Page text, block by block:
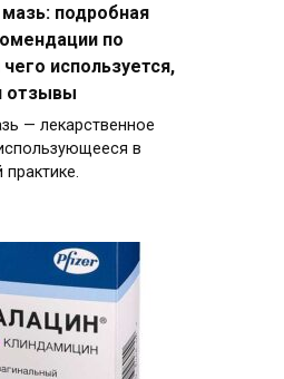
подробная
по
используется,
отзывы
— лекарственное
в